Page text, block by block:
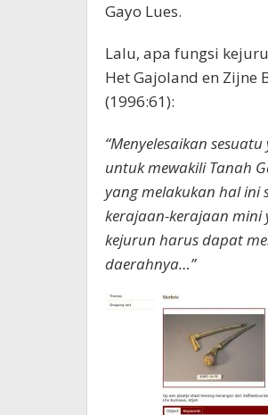
Gayo Lues.
Lalu, apa fungsi
Het Gajoland en Zijne
(1996:61):
“Menyelesaikan
untuk mewakili Tanah
yang melakukan hal ini
kerajaan-kerajaan mini
kejurun harus dapat
daerahnya…”